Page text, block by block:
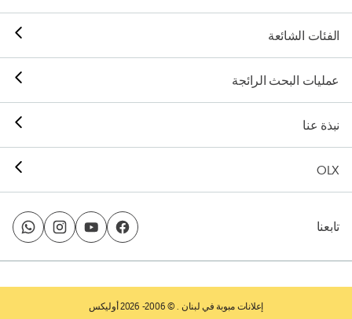
الفئات الشائعة
عمليات البحث الرائجة
نبذة عنا
OLX
تابعنا
إعلانات مبوبة في لبنان . © 2006- 2026 أوليكس